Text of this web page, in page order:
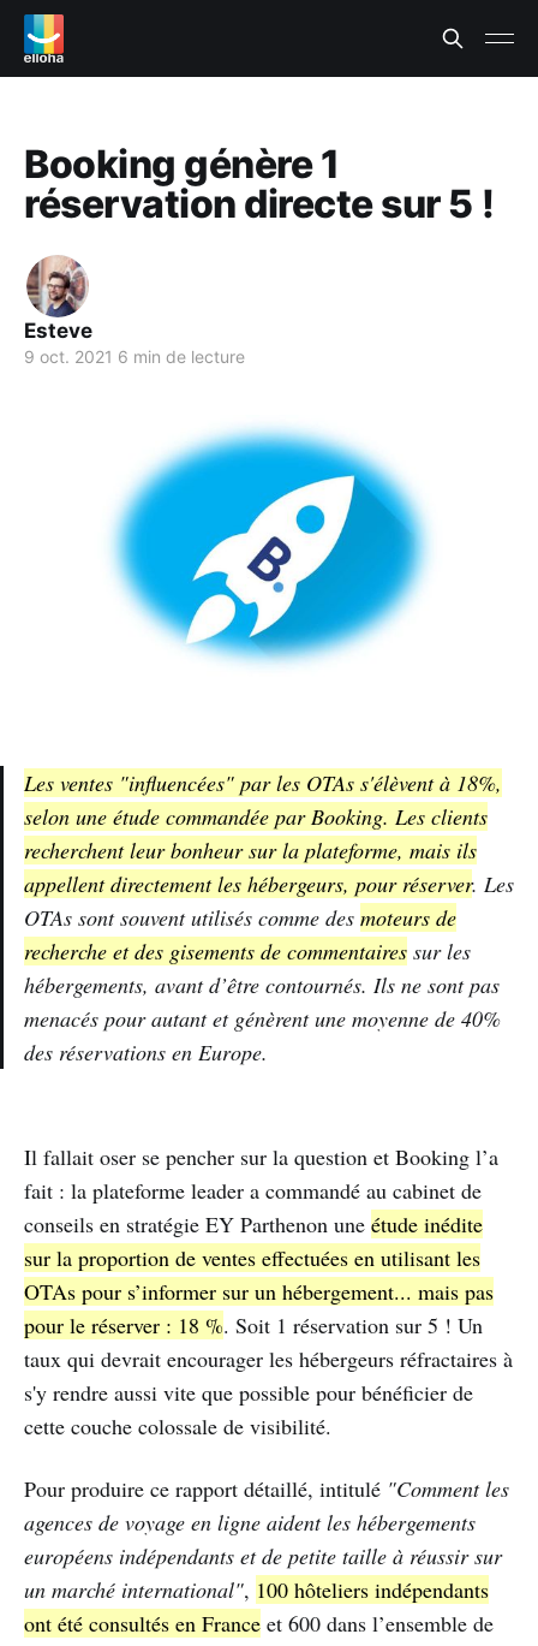
Booking génère 1
réservation directe sur 5 !
Esteve
9 oct. 2021 6 min de lecture
Les ventes "influencées" par les OTAs s'élèvent à 18%,
selon une étude commandée par Booking. Les clients
recherchent leur bonheur sur la plateforme, mais ils
appellent directement les hébergeurs, pour réserver. Les
OTAs sont souvent utilisés comme des moteurs de
recherche et des gisements de commentaires sur les
hébergements, avant d’être contournés. Ils ne sont pas
menacés pour autant et génèrent une moyenne de 40%
des réservations en Europe.
Il fallait oser se pencher sur la question et Booking l’a
fait : la plateforme leader a commandé au cabinet de
conseils en stratégie EY Parthenon une étude inédite
sur la proportion de ventes effectuées en utilisant les
OTAs pour s’informer sur un hébergement... mais pas
pour le réserver : 18 %. Soit 1 réservation sur 5 ! Un
taux qui devrait encourager les hébergeurs réfractaires à
s'y rendre aussi vite que possible pour bénéficier de
cette couche colossale de visibilité.
Pour produire ce rapport détaillé, intitulé "Comment les
agences de voyage en ligne aident les hébergements
européens indépendants et de petite taille à réussir sur
un marché international", 100 hôteliers indépendants
ont été consultés en France et 600 dans l’ensemble de